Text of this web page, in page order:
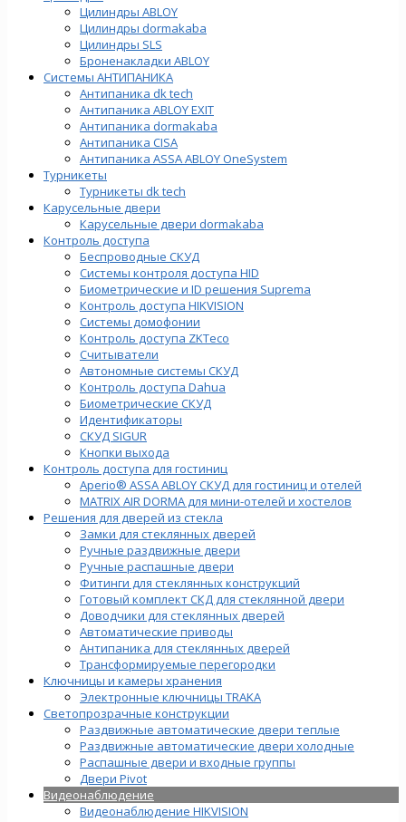
Цилиндры ABLOY
Цилиндры dormakaba
Цилиндры SLS
Броненакладки ABLOY
Системы АНТИПАНИКА
Антипаника dk tech
Антипаника ABLOY EXIT
Антипаника dormakaba
Антипаника СISA
Антипаника ASSA ABLOY OneSystem
Турникеты
Турникеты dk tech
Карусельные двери
Карусельные двери dormakaba
Контроль доступа
Беспроводные СКУД
Системы контроля доступа HID
Биометрические и ID решения Suprema
Контроль доступа HIKVISION
Системы домофонии
Контроль доступа ZKTeco
Считыватели
Автономные системы СКУД
Контроль доступа Dahua
Биометрические СКУД
Идентификаторы
СКУД SIGUR
Кнопки выхода
Контроль доступа для гостиниц
Aperio® ASSA ABLOY СКУД для гостиниц и отелей
MATRIX AIR DORMA для мини-отелей и хостелов
Решения для дверей из стекла
Замки для стеклянных дверей
Ручные раздвижные двери
Ручные распашные двери
Фитинги для стеклянных конструкций
Готовый комплект СКД для стеклянной двери
Доводчики для стеклянных дверей
Автоматические приводы
Антипаника для стеклянных дверей
Трансформируемые перегородки
Ключницы и камеры хранения
Электронные ключницы TRAKA
Светопрозрачные конструкции
Раздвижные автоматические двери теплые
Раздвижные автоматические двери холодные
Распашные двери и входные группы
Двери Pivot
Видеонаблюдение
Видеонаблюдение HIKVISION